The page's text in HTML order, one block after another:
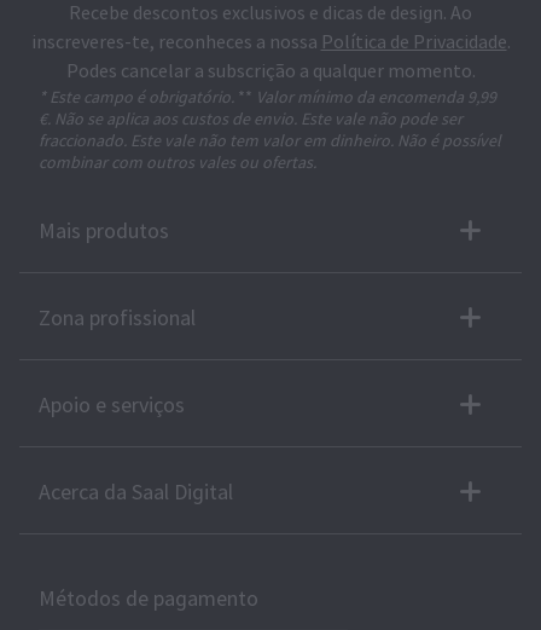
Recebe descontos exclusivos e dicas de design. Ao
inscreveres-te, reconheces a nossa Política de Privacidade.
Podes cancelar a subscrição a qualquer momento.
* Este campo é obrigatório. ** Valor mínimo da encomenda 9,99
€. Não se aplica aos custos de envio. Este vale não pode ser
fraccionado. Este vale não tem valor em dinheiro. Não é possível
combinar com outros vales ou ofertas.
Mais produtos
Zona profissional
Apoio e serviços
Acerca da Saal Digital
Métodos de pagamento